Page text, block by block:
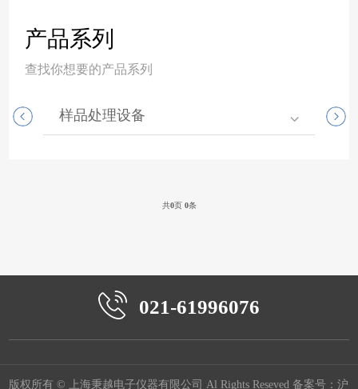
产品系列
查找你想要的产品系列
样品处理设备 实
共0页 0条
021-61996076
版权所有 © 上海秉越电子仪器有限公司 Al Rights Reseved 备案号：沪